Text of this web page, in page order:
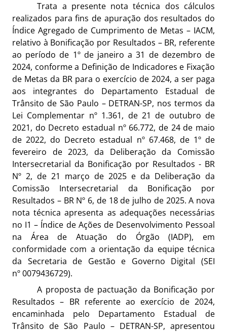
Trata a presente nota técnica dos cálculos
realizados para fins de apuração dos resultados do
Índice Agregado de Cumprimento de Metas – IACM,
relativo à Bonificação por Resultados – BR, referente
ao período de 1º de janeiro a 31 de dezembro de
2024, conforme a Definição de Indicadores e Fixação
de Metas da BR para o exercício de 2024, a ser paga
aos integrantes do Departamento Estadual de
Trânsito de São Paulo – DETRAN-SP, nos termos da
Lei Complementar nº 1.361, de 21 de outubro de
2021, do Decreto estadual nº 66.772, de 24 de maio
de 2022, do Decreto estadual nº 67.468, de 1º de
fevereiro de 2023, da Deliberação da Comissão
Intersecretarial da Bonificação por Resultados - BR
Nº 2, de 21 março de 2025 e da Deliberação da
Comissão Intersecretarial da Bonificação por
Resultados – BR Nº 6, de 18 de julho de 2025. A nova
nota técnica apresenta as adequações necessárias
no I1 – Índice de Ações de Desenvolvimento Pessoal
na Área de Atuação do Órgão (IADP), em
conformidade com a orientação da equipe técnica
da Secretaria de Gestão e Governo Digital (SEI
nº0079436729).
A proposta de pactuação da Bonificação por
Resultados – BR referente ao exercício de 2024,
encaminhada pelo Departamento Estadual de
Trânsito de São Paulo – DETRAN-SP, apresentou